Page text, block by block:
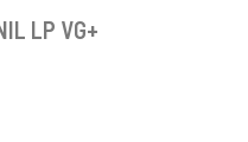
LP VG+